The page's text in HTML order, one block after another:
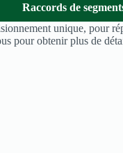
Raccords de
unique, pour
pour obtenir plus de